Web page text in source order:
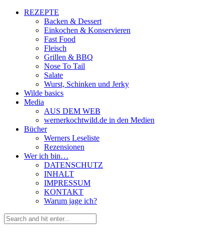
REZEPTE
Backen & Dessert
Einkochen & Konservieren
Fast Food
Fleisch
Grillen & BBQ
Nose To Tail
Salate
Wurst, Schinken und Jerky
Wilde basics
Media
AUS DEM WEB
wernerkochtwild.de in den Medien
Bücher
Werners Leseliste
Rezensionen
Wer ich bin…
DATENSCHUTZ
INHALT
IMPRESSUM
KONTAKT
Warum jage ich?